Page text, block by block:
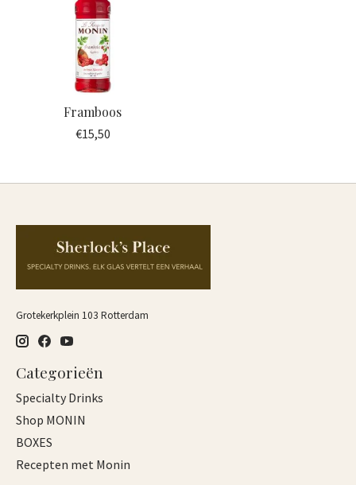
Framboos
€15,50
Grotekerkplein 103 Rotterdam
Categorieën
Specialty Drinks
Shop MONIN
BOXES
Recepten met Monin